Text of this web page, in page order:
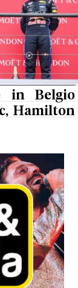
in Belgio
Hamilton